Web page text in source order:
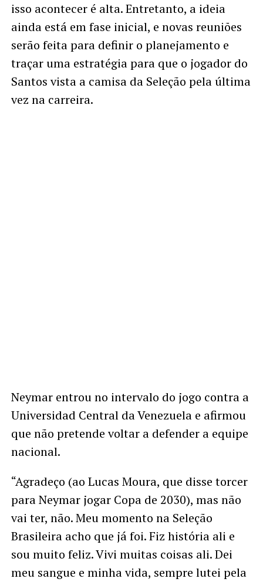
isso acontecer é alta. Entretanto, a ideia
ainda está em fase inicial, e novas reuniões
serão feita para definir o planejamento e
traçar uma estratégia para que o jogador do
Santos vista a camisa da Seleção pela última
vez na carreira.
Neymar entrou no intervalo do jogo contra a
Universidad Central da Venezuela e afirmou
que não pretende voltar a defender a equipe
nacional.
“Agradeço (ao Lucas Moura, que disse torcer
para Neymar jogar Copa de 2030), mas não
vai ter, não. Meu momento na Seleção
Brasileira acho que já foi. Fiz história ali e
sou muito feliz. Vivi muitas coisas ali. Dei
meu sangue e minha vida, sempre lutei pela